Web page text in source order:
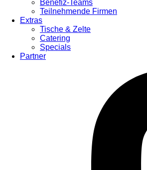
Benefiz-Teams
Teilnehmende Firmen
Extras
Tische & Zelte
Catering
Specials
Partner